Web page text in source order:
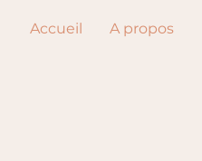
Accueil A propos